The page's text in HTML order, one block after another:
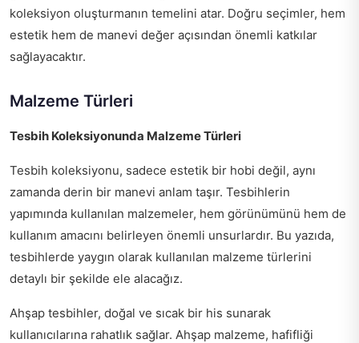
koleksiyon oluşturmanın temelini atar. Doğru seçimler, hem
estetik hem de manevi değer açısından önemli katkılar
sağlayacaktır.
Malzeme Türleri
Tesbih Koleksiyonunda Malzeme Türleri
Tesbih koleksiyonu, sadece estetik bir hobi değil, aynı
zamanda derin bir manevi anlam taşır. Tesbihlerin
yapımında kullanılan malzemeler, hem görünümünü hem de
kullanım amacını belirleyen önemli unsurlardır. Bu yazıda,
tesbihlerde yaygın olarak kullanılan malzeme türlerini
detaylı bir şekilde ele alacağız.
Ahşap tesbihler, doğal ve sıcak bir his sunarak
kullanıcılarına rahatlık sağlar. Ahşap malzeme, hafifliği